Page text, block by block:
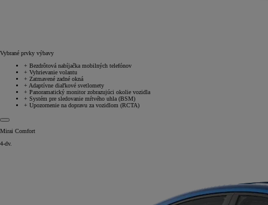
vr. zvýhodnenia
a bonusu za výkup800 €
Corolla Sedan
AJ HYBRID
Vybrané prvky výbavy
+ Bezdrôtová nabíjačka mobilných telefónov
+ Vyhrievanie volantu
+ Zatmavené zadné okná
+ Adaptívne diaľkové svetlomety
+ Panoramatický monitor zobrazujúci okolie vozidla
+ Systém pre sledovanie mŕtvého uhla (BSM)
+ Upozornenie na dopravu za vozidlom (RCTA)
Mirai Comfort
4-dv.